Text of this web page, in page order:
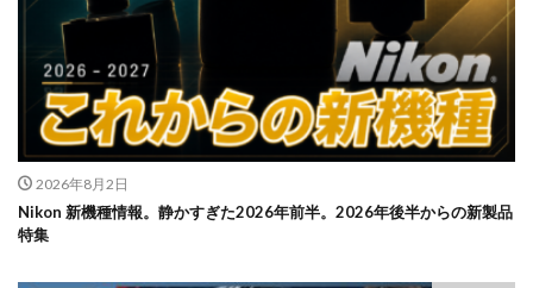
2026年8月2日
Nikon 新機種情報。静かすぎた2026年前半。2026年後半からの新製品
特集